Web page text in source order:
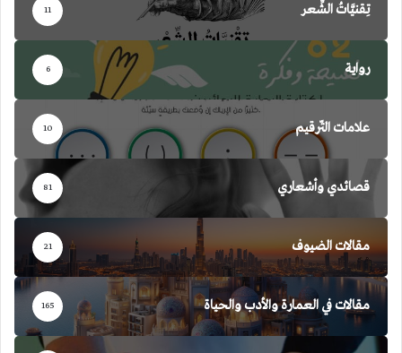
تِقنيَّاتُ الشِّعر 11
رواية 6
علامات التّرقيم 10
قصائدي وأشعاري 81
مقالات الضيوف 21
مقالات في العمارة والأدب والحياة 165